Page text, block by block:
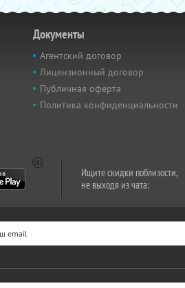
Документы
Агентский договор
Лицензионный договор
Публичная оферта
Политика конфиденциальности
Ищите скидки поблизости,
не выходя из чата: